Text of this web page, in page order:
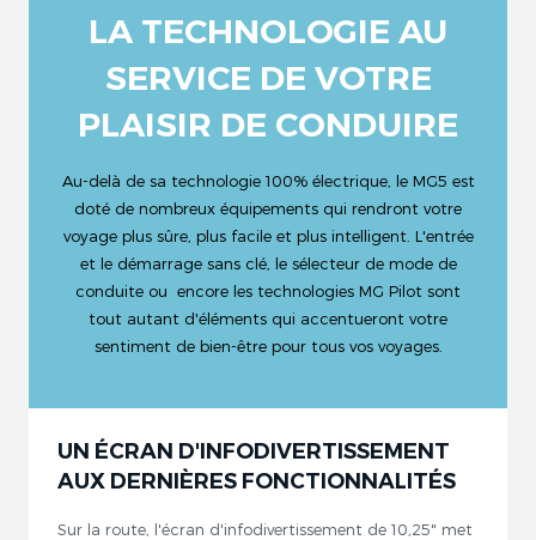
LA TECHNOLOGIE AU
SERVICE DE VOTRE
PLAISIR DE CONDUIRE
Au-delà de sa technologie 100% électrique, le MG5 est
doté de nombreux équipements qui rendront votre
voyage plus sûre, plus facile et plus intelligent. L'entrée
et le démarrage sans clé, le sélecteur de mode de
conduite ou encore les technologies MG Pilot sont
tout autant d'éléments qui accentueront votre
sentiment de bien-être pour tous vos voyages.
UN ÉCRAN D'INFODIVERTISSEMENT
AUX DERNIÈRES FONCTIONNALITÉS
Sur la route, l'écran d'infodivertissement de 10,25" met